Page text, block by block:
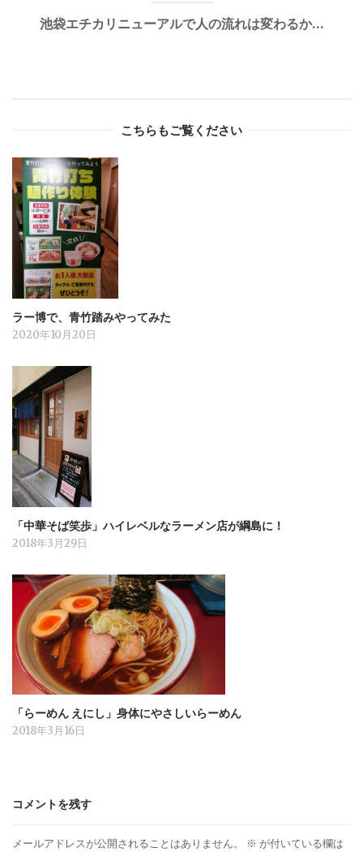
池袋エチカリニューアルで人の流れは変わるか…
こちらもご覧ください
ラー博で、青竹踏みやってみた
2020年10月20日
「中華そば笑歩」ハイレベルなラーメン店が綱島に！
2018年3月29日
「らーめん えにし」身体にやさしいらーめん
2018年3月16日
コメントを残す
メールアドレスが公開されることはありません。 ※ が付いている欄は